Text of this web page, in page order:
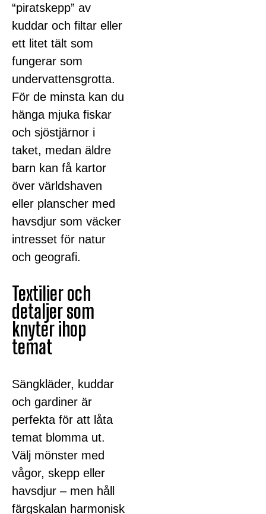
“piratskepp” av
kuddar och filtar eller
ett litet tält som
fungerar som
undervattensgrotta.
För de minsta kan du
hänga mjuka fiskar
och sjöstjärnor i
taket, medan äldre
barn kan få kartor
över världshaven
eller planscher med
havsdjur som väcker
intresset för natur
och geografi.
Textilier och
detaljer som
knyter ihop
temat
Sängkläder, kuddar
och gardiner är
perfekta för att låta
temat blomma ut.
Välj mönster med
vågor, skepp eller
havsdjur – men håll
färgskalan harmonisk